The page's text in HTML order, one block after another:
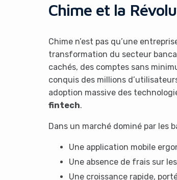
Chime et la
Chime n’est pas qu’une
transformation du secteur
cachés, des comptes sans
conquis des millions
adoption massive des
fintech.
Dans un marché dominé par les
Une application mobile
Une absence de frais sur
Une croissance rapide,